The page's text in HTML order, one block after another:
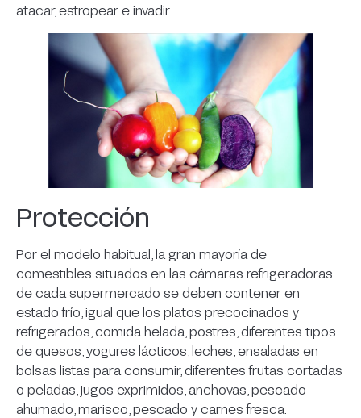
atacar, estropear e invadir.
Protección
Por el modelo habitual, la gran mayoría de
comestibles situados en las cámaras refrigeradoras
de cada supermercado se deben contener en
estado frío, igual que los platos precocinados y
refrigerados, comida helada, postres, diferentes tipos
de quesos, yogures lácticos, leches, ensaladas en
bolsas listas para consumir, diferentes frutas cortadas
o peladas, jugos exprimidos, anchovas, pescado
ahumado, marisco, pescado y carnes fresca.